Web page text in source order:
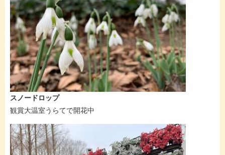
スノードロップ
観賞大温室うらてで開花中